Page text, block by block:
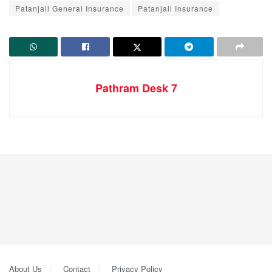
Patanjali General Insurance
Patanjali Insurance
Pathram Desk 7
About Us Contact Privacy Policy